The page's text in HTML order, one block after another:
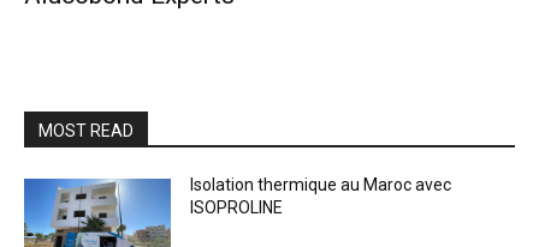
MOST READ
Isolation thermique au Maroc avec
ISOPROLINE